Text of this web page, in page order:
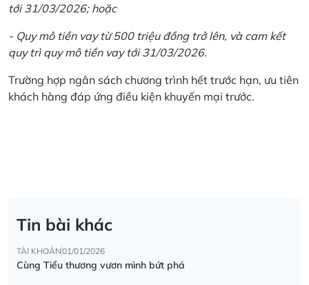
tới 31/03/2026; hoặc
- Quy mô tiền vay từ 500 triệu đồng trở lên, và cam kết
quy trì quy mô tiền vay tới 31/03/2026.
Trường hợp ngân sách chương trình hết trước hạn, ưu tiên
khách hàng đáp ứng điều kiện khuyến mại trước.
Tin bài khác
TÀI KHOẢN01/01/2026
Cùng Tiểu thương vươn mình bứt phá